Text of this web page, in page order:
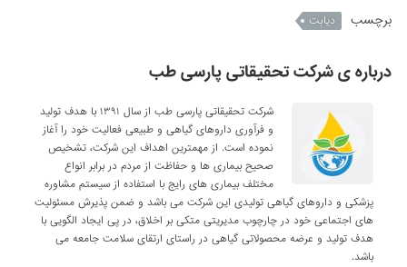
برچسب دیابت
درباره ی شرکت تحقیقاتی پارسی طب
شرکت تحقیقاتی پارسی طب از سال ۱۳۹۱ با هدف تولید
و فرآوری داروهای گیاهی و طبیعی فعالیت خود را آغاز
نموده است. از مهمترین اهداف این شرکت، تشخیص
صحیح بیماری ها و حفاظت از مردم در برابر انواع
مختلف بیماری های رایج با استفاده از سیستم مشاوره
پزشکی و داروهای گیاهی تولیدی این شرکت می باشد و ضمن پذیرش مسئولیت
های اجتماعی خود در چارچوب مدیریتی متکی بر اخلاق، در پی ایجاد الگویی با
هدف تولید و عرضه محصولاتی گیاهی در راستای ارتقای سلامت جامعه می
باشد.